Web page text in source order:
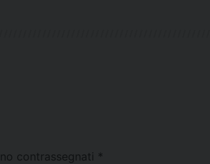
contrassegnati *